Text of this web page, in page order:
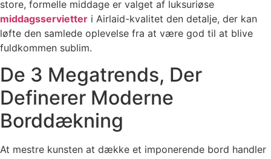
store, formelle middage er valget af luksuriøse
middagsservietter i Airlaid-kvalitet den detalje, der kan
løfte den samlede oplevelse fra at være god til at blive
fuldkommen sublim.
De 3 Megatrends, Der
Definerer Moderne
Borddækning
At mestre kunsten at dække et imponerende bord handler